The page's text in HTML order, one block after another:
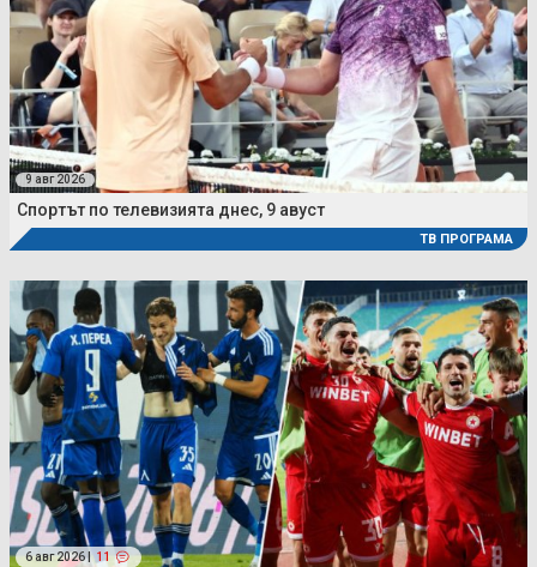
9 авг 2026
Спортът по телевизията днес, 9 авуст
ТВ ПРОГРАМА
6 авг 2026 | 11